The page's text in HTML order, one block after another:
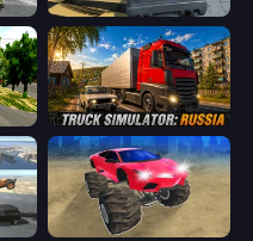
RCC City Racing
Truck Simulator: Russia